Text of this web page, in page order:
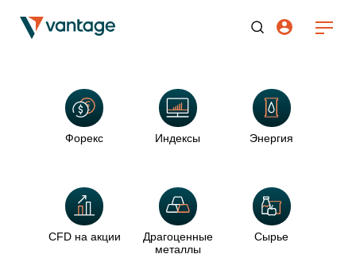
Форекс Индексы Энергия
CFD на акции
Драгоценные
металлы
Сырье